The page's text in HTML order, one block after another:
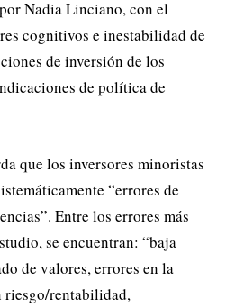
Nadia Linciano, con el
cognitivos e inestabilidad de
de inversión de los
de política de
que los inversores minoristas
“errores de
Entre los errores más
se encuentran: “baja
de valores, errores en la
riesgo/rentabilidad,